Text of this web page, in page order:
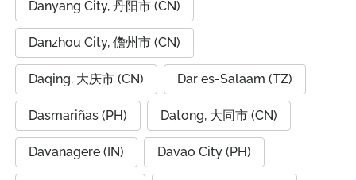
Danyang City, 丹阳市 (CN)
Danzhou City, 儋州市 (CN)
Daqing, 大庆市 (CN) Dar es-Salaam (TZ)
Dasmariñas (PH) Datong, 大同市 (CN)
Davanagere (IN) Davao City (PH)